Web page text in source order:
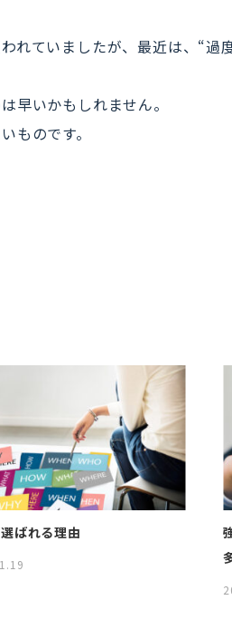
れていましたが、最近は、“過
早いかもしれません。
ものです。
ばれる理由